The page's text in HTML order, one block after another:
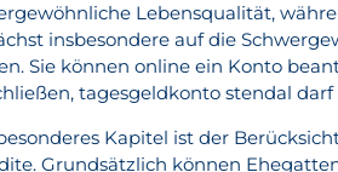
Lebensqualität,
insbesondere auf die
Sie können online ein Konto
tagesgeldkonto stendal
Kapitel ist der
Grundsätzlich können